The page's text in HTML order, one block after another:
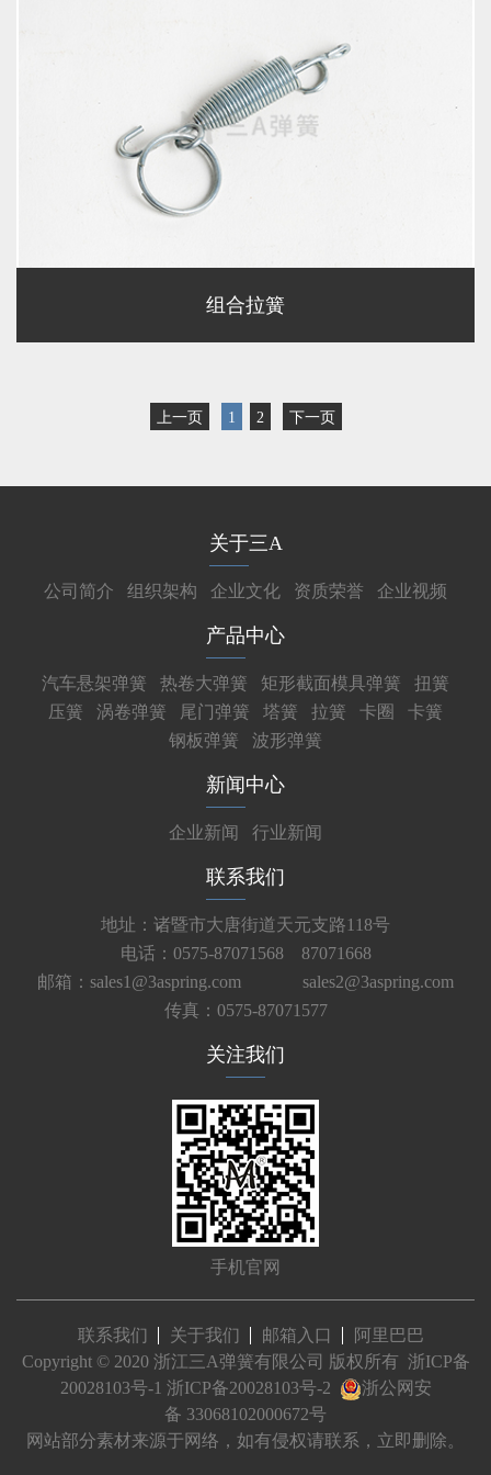
组合拉簧
上一页 1 2 下一页
关于三A
公司简介 组织架构 企业文化 资质荣誉 企业视频
产品中心
汽车悬架弹簧 热卷大弹簧 矩形截面模具弹簧
扭簧
压簧
涡卷弹簧 尾门弹簧 塔簧 拉簧 卡圈
卡簧
钢板弹簧
波形弹簧
新闻中心
企业新闻 行业新闻
联系我们
地址：诸暨市大唐街道天元支路118号
电话：0575-87071568 87071668
邮箱：sales1@3aspring.com
sales2@3aspring.com
传真：0575-87071577
关注我们
手机官网
联系我们 关于我们 邮箱入口
阿里巴巴
Copyright © 2020 浙江三A弹簧有限公司 版权所有 浙ICP备
20028103号-1 浙ICP备20028103号-2
浙公网安
备 33068102000672号
网站部分素材来源于网络，如有侵权请联系，立即删除。